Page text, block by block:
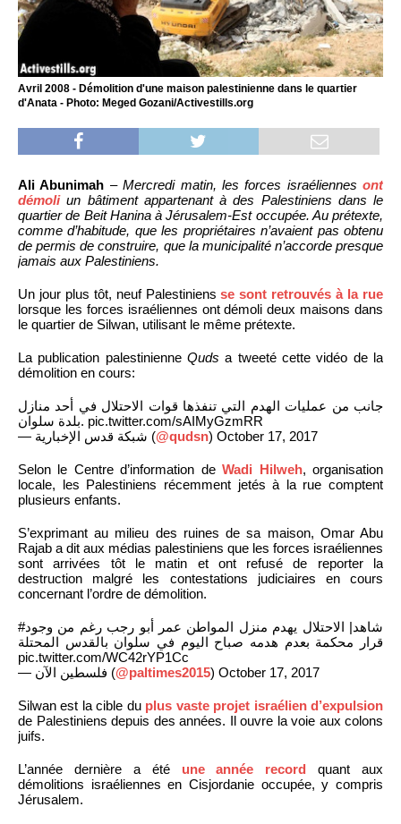
Avril 2008 - Démolition d'une maison palestinienne dans le quartier
d'Anata - Photo: Meged Gozani/Activestills.org
Ali Abunimah –Mercredi matin, les forces israéliennes ont
démoliun bâtiment appartenant à des Palestiniens dans le
quartier de Beit Hanina à Jérusalem-Est occupée. Au prétexte,
comme d’habitude, que les propriétaires n’avaient pas obtenu
de permis de construire, que la municipalité n’accorde presque
jamais aux Palestiniens.
Un jour plus tôt, neuf Palestiniensse sont retrouvés à la rue
lorsque les forces israéliennes ont démoli deux maisons dans
le quartier de Silwan, utilisant le même prétexte.
La publication palestinienne Qudsa tweeté cette vidéo de la
démolition en cours:
جانب من عمليات الهدم التي تنفذها قوات الاحتلال في أحد منازل
بلدة سلوان. pic.twitter.com/sAIMyGzmRR
— شبكة قدس الإخبارية (@qudsn) October 17, 2017
Selon le Centre d’information deWadi Hilweh, organisation
locale, les Palestiniens récemment jetés à la rue comptent
plusieurs enfants.
S’exprimant au milieu des ruines de sa maison, Omar Abu
Rajab a dit aux médias palestiniens que les forces israéliennes
sont arrivées tôt le matin et ont refusé de reporter la
destruction malgré les contestations judiciaires en cours
concernant l’ordre de démolition.
#شاهد| الاحتلال يهدم منزل المواطن عمر أبو رجب رغم من وجود
قرار محكمة بعدم هدمه صباح اليوم في سلوان بالقدس المحتلة
pic.twitter.com/WC42rYP1Cc
— فلسطين الآن (@paltimes2015) October 17, 2017
Silwan est la cible du plus vaste projet israélien d’expulsion
de Palestiniens depuis des années. Il ouvre la voie aux colons
juifs.
L’année dernière a été une année record quant aux
démolitions israéliennes en Cisjordanie occupée, y compris
Jérusalem.